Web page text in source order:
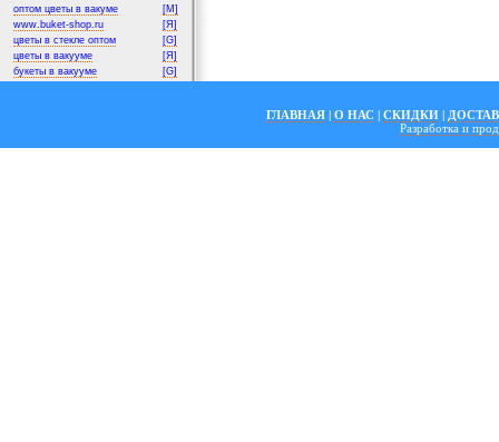
оптом цветы в вакуме
[M]
www.buket-shop.ru
[Я]
цветы в стекле оптом
[G]
цветы в вакууме
[Я]
букеты в вакууме
[G]
ГЛАВНАЯ | О НАС | СКИДКИ |
Разработка и